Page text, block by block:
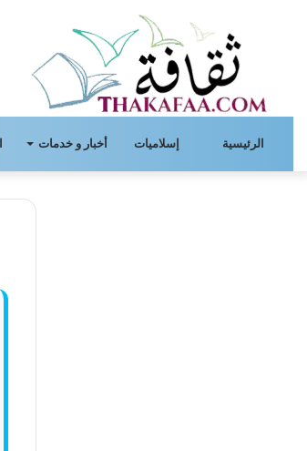
الرئيسية إسلاميات أخبار و خدمات